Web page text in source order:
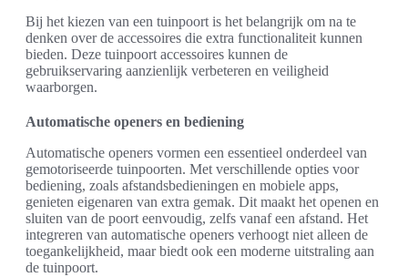
Bij het kiezen van een tuinpoort is het belangrijk om na te
denken over de accessoires die extra functionaliteit kunnen
bieden. Deze tuinpoort accessoires kunnen de
gebruikservaring aanzienlijk verbeteren en veiligheid
waarborgen.
Automatische openers en bediening
Automatische openers vormen een essentieel onderdeel van
gemotoriseerde tuinpoorten. Met verschillende opties voor
bediening, zoals afstandsbedieningen en mobiele apps,
genieten eigenaren van extra gemak. Dit maakt het openen en
sluiten van de poort eenvoudig, zelfs vanaf een afstand. Het
integreren van automatische openers verhoogt niet alleen de
toegankelijkheid, maar biedt ook een moderne uitstraling aan
de tuinpoort.